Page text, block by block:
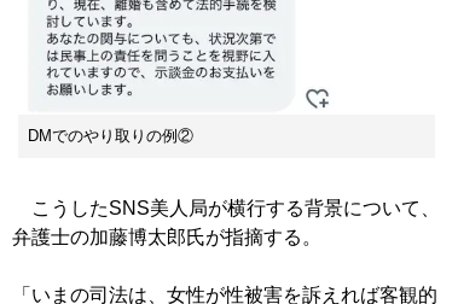
DMでのやり取りの例②
こうしたSNS美人局が横行する背景について、
弁護士の加藤博太郎氏が指摘する。
「いまの司法は、女性が性被害を訴えれば客観的